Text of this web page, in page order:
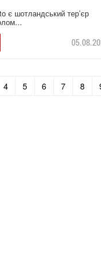
є шотландський тер’єр
4 5 6 7 8